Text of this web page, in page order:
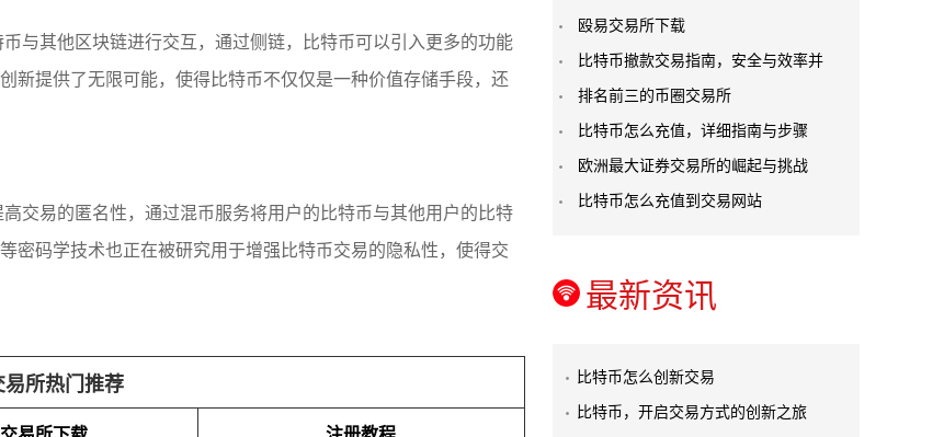
与其他区块链进行交互，通过侧链，比特币可以引入更多的功能
新提供了无限可能，使得比特币不仅仅是一种价值存储手段，还
交易的匿名性，通过混币服务将用户的比特币与其他用户的比特
密码学技术也正在被研究用于增强比特币交易的隐私性，使得交
易所热门推荐
殴易交易所下载
比特币撤款交易指南，安全与效率并
排名前三的币圈交易所
比特币怎么充值，详细指南与步骤
欧洲最大证券交易所的崛起与挑战
比特币怎么充值到交易网站
最新资讯
比特币怎么创新交易
比特币，开启交易方式的创新之旅